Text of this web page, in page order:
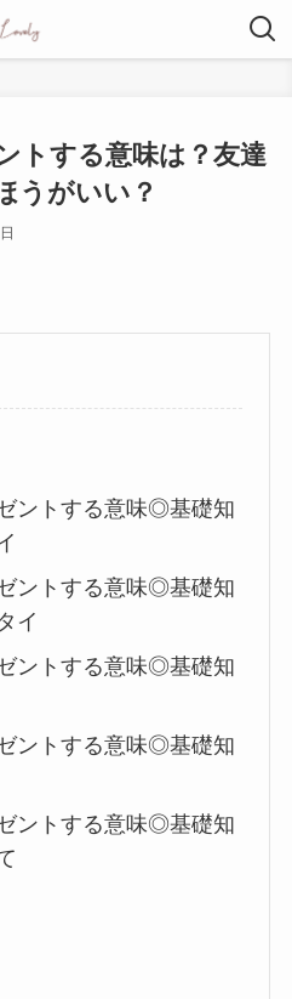
トする意味は？友達
うがいい？
ントする意味◎基礎知
ントする意味◎基礎知
イ
ントする意味◎基礎知
ントする意味◎基礎知
ントする意味◎基礎知